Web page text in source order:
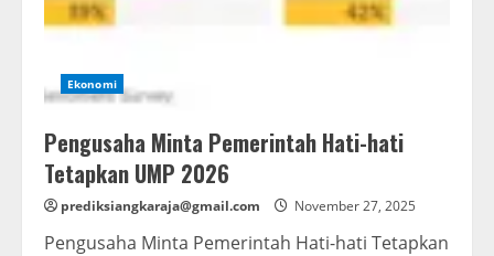
Ekonomi
Pengusaha Minta Pemerintah Hati-hati
Tetapkan UMP 2026
prediksiangkaraja@gmail.com November 27, 2025
Pengusaha Minta Pemerintah Hati-hati Tetapkan